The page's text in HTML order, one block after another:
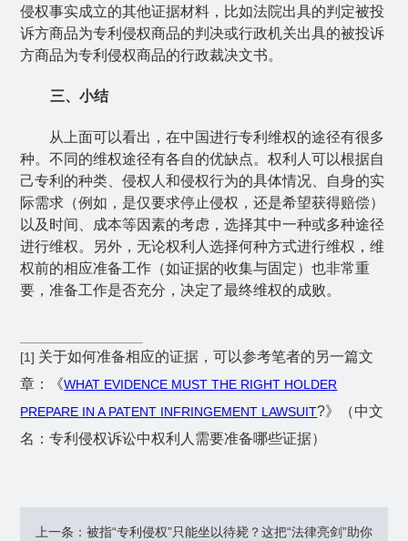
侵权事实成立的其他证据材料，比如法院出具的判定被投
诉方商品为专利侵权商品的判决或行政机关出具的被投诉
方商品为专利侵权商品的行政裁决文书。
三、小结
从上面可以看出，在中国进行专利维权的途径有很多
种。不同的维权途径有各自的优缺点。权利人可以根据自
己专利的种类、侵权人和侵权行为的具体情况、自身的实
际需求（例如，是仅要求停止侵权，还是希望获得赔偿）
以及时间、成本等因素的考虑，选择其中一种或多种途径
进行维权。另外，无论权利人选择何种方式进行维权，维
权前的相应准备工作（如证据的收集与固定）也非常重
要，准备工作是否充分，决定了最终维权的成败。
[1] 关于如何准备相应的证据，可以参考笔者的另一篇文
章：《WHAT EVIDENCE MUST THE RIGHT HOLDER
PREPARE IN A PATENT INFRINGEMENT LAWSUIT?》（中文
名：专利侵权诉讼中权利人需要准备哪些证据）
上一条：被指“专利侵权”只能坐以待毙？这把“法律亮剑”助你